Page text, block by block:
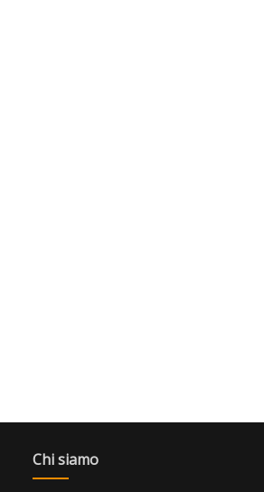
Chi siamo